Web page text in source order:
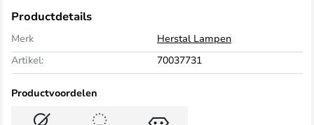
Productdetails
Merk
Herstal Lampen
Artikel:
70037731
Productvoordelen